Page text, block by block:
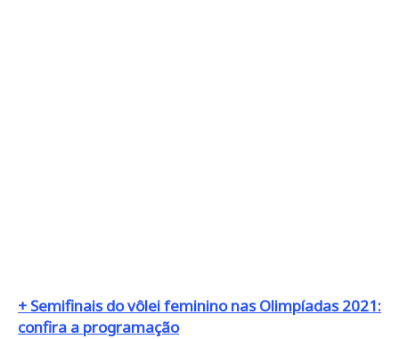
+ Semifinais do vôlei feminino nas Olimpíadas 2021:
confira a programação